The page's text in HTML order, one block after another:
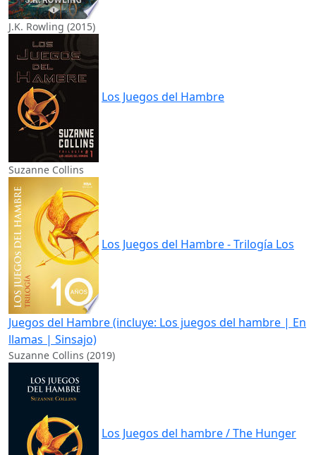
J.K. Rowling (2015)
Los Juegos del Hambre
Suzanne Collins
Los Juegos del Hambre - Trilogía Los
Juegos del Hambre (incluye: Los juegos del hambre | En
llamas | Sinsajo)
Suzanne Collins (2019)
Los Juegos del hambre / The Hunger